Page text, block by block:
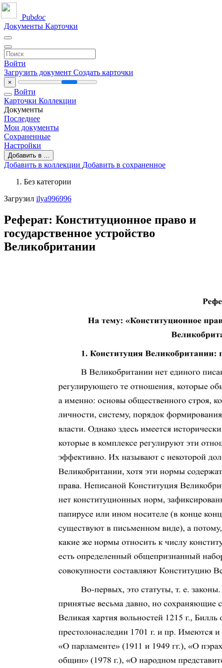
Pubdoc
Документы Карточки
Войти
Загрузить документ Создать карточки
×
Войти
Карточки Коллекции
Документы
Последнее
Мои документы
Сохраненные
Настройки
Добавить в ...
Добавить в коллекции Добавить в сохраненное
Без категории
Загрузил ilya996996
Реферат: Конституционное право и
государственное устройство
Великобритании